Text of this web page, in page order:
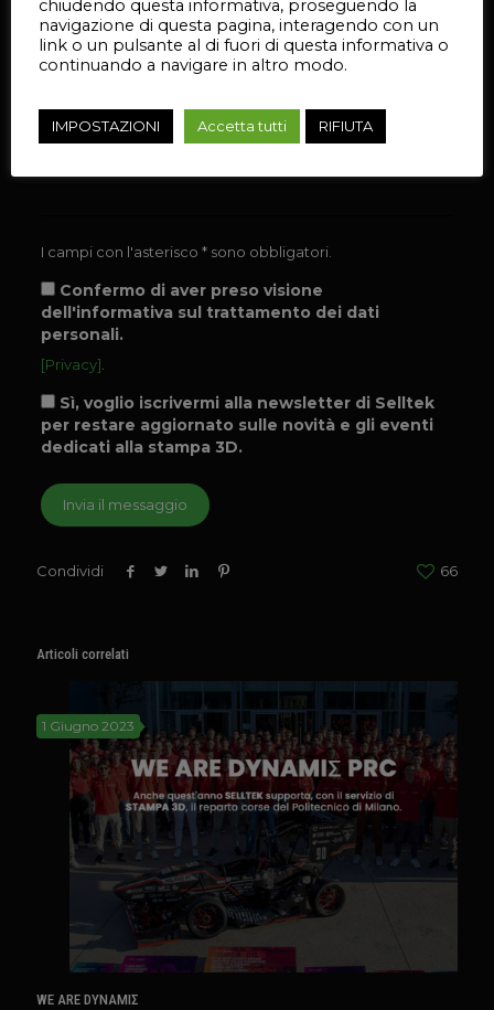
I campi con l'asterisco * sono obbligatori.
Confermo di aver preso visione
dell'informativa sul trattamento dei dati
personali.
[Privacy]
Sì, voglio iscrivermi alla newsletter di Selltek
per restare aggiornato sulle novità e gli eventi
dedicati alla stampa 3D.
Condividi 66
Articoli correlati
1 Giugno 2023
WE ARE DYNAMIΣ
chiudendo questa informativa, proseguendo la
navigazione di questa pagina, interagendo con un
link o un pulsante al di fuori di questa informativa o
continuando a navigare in altro modo.
IMPOSTAZIONI Accetta tutti RIFIUTA